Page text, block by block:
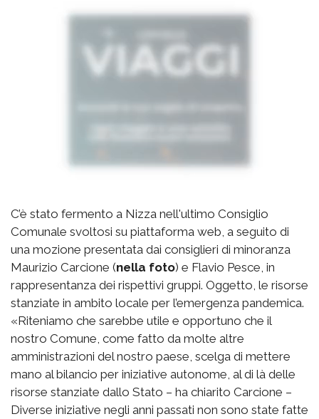
C’è stato fermento a Nizza nell'ultimo Consiglio
Comunale svoltosi su piattaforma web, a seguito di
una mozione presentata dai consiglieri di minoranza
Maurizio Carcione (nella foto) e Flavio Pesce, in
rappresentanza dei rispettivi gruppi. Oggetto, le risorse
stanziate in ambito locale per l’emergenza pandemica.
«Riteniamo che sarebbe utile e opportuno che il
nostro Comune, come fatto da molte altre
amministrazioni del nostro paese, scelga di mettere
mano al bilancio per iniziative autonome, al di là delle
risorse stanziate dallo Stato – ha chiarito Carcione –
Diverse iniziative negli anni passati non sono state fatte